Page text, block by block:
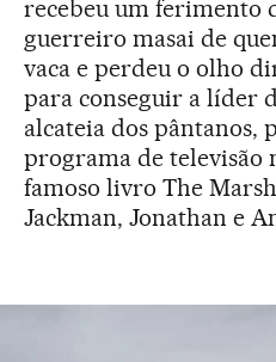
recebeu um ferimento
guerreiro masai de
vaca e perdeu o olho
para conseguir a líder
alcateia dos pântanos,
programa de televisão
famoso livro The
Jackman, Jonathan e